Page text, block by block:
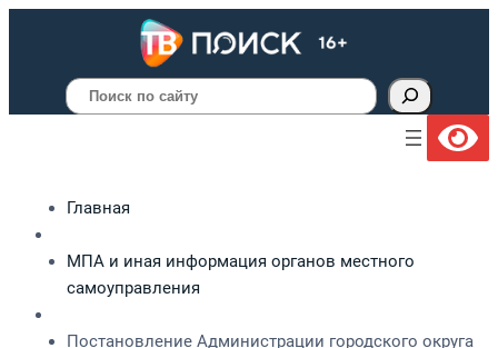
Поиск
Главная
МПА и иная информация органов местного
самоуправления
Постановление Администрации городского округа